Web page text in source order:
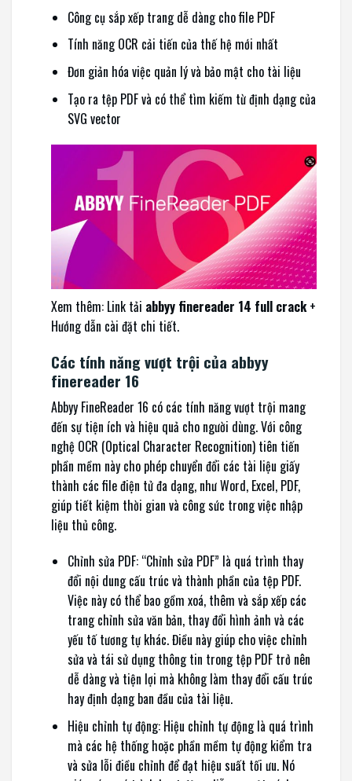
Công cụ sắp xếp trang dễ dàng cho file PDF
Tính năng OCR cải tiến của thế hệ mới nhất
Đơn giản hóa việc quản lý và bảo mật cho tài liệu
Tạo ra tệp PDF và có thể tìm kiếm từ định dạng của
SVG vector
Xem thêm: Link tải abbyy finereader 14 full crack+
Hướng dẫn cài đặt chi tiết.
Các tính năng vượt trội của abbyy
finereader 16
Abbyy FineReader 16 có các tính năng vượt trội mang
đến sự tiện ích và hiệu quả cho người dùng. Với công
nghệ OCR (Optical Character Recognition) tiên tiến
phần mềm này cho phép chuyển đổi các tài liệu giấy
thành các file điện tử đa dạng, như Word, Excel, PDF,
giúp tiết kiệm thời gian và công sức trong việc nhập
liệu thủ công.
Chỉnh sửa PDF: “Chỉnh sửa PDF” là quá trình thay
đổi nội dung cấu trúc và thành phần của tệp PDF.
Việc này có thể bao gồm xoá, thêm và sắp xếp các
trang chỉnh sửa văn bản, thay đổi hình ảnh và các
yếu tố tương tự khác. Điều này giúp cho việc chỉnh
sửa và tái sử dụng thông tin trong tệp PDF trở nên
dễ dàng và tiện lợi mà không làm thay đổi cấu trúc
hay định dạng ban đầu của tài liệu.
Hiệu chỉnh tự động: Hiệu chỉnh tự động là quá trình
mà các hệ thống hoặc phần mềm tự động kiểm tra
và sửa lỗi điều chỉnh để đạt hiệu suất tối ưu. Nó